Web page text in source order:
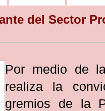
del Sector
Por medio de
realiza la
gremios de la